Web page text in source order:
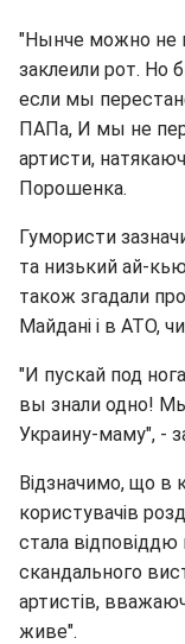
"Нынче можно не
заклеили рот. Но
если мы
ПАПа, И мы не
артисти,
Порошенка.
Гумористи
та низький ай-
також згадали
Майдані і в АТО,
"И пускай под
вы знали одно!
Украину-маму", -
Відзначимо, що в
користувачів
стала відповіддю
скандального
артистів,
живе".